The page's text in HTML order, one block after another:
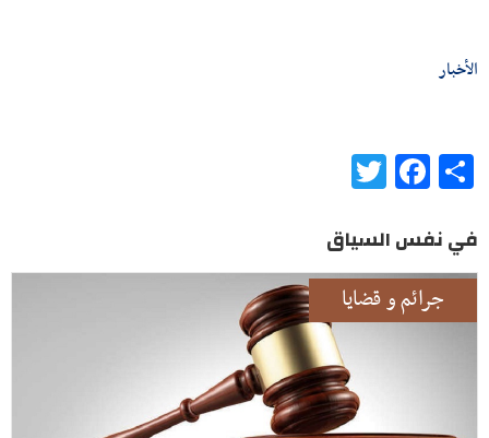
الأخبار
Share
Facebook
في نفس السياق
جرائم و قضايا